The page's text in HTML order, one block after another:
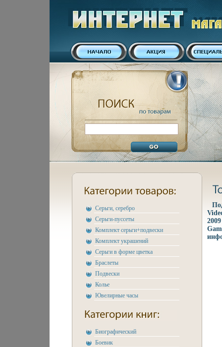
Серьги, серебро
Серьги-пуссеты
Комплект серьги+подвески
Комплект украшений
Серьги в форме цветка
Браслеты
Подвески
Колье
Ювелирные часы
Биографический
Боевик